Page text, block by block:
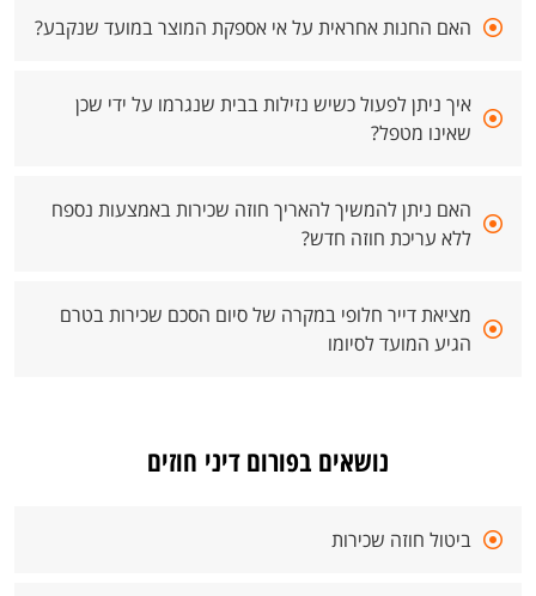
האם החנות אחראית על אי אספקת המוצר במועד שנקבע?
איך ניתן לפעול כשיש נזילות בבית שנגרמו על ידי שכן
שאינו מטפל?
האם ניתן להמשיך להאריך חוזה שכירות באמצעות נספח
ללא עריכת חוזה חדש?
מציאת דייר חלופי במקרה של סיום הסכם שכירות בטרם
הגיע המועד לסיומו
נושאים בפורום דיני חוזים
ביטול חוזה שכירות